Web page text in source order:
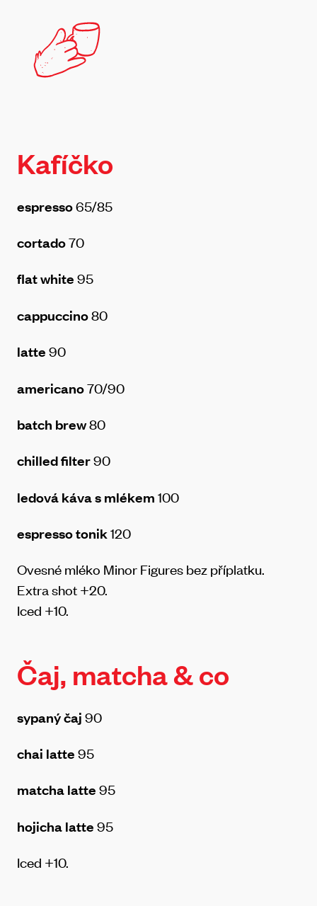
Kafíčko
espresso65/85
cortado70
flat white95
cappuccino80
latte90
americano70/90
batch brew80
chilled filter90
ledová káva s mlékem100
espresso tonik120
Ovesné mléko Minor Figures bez příplatku.
Extra shot +20.
Iced +10.
Čaj, matcha & co
sypaný čaj90
chai latte95
matcha latte95
hojicha latte95
Iced +10.